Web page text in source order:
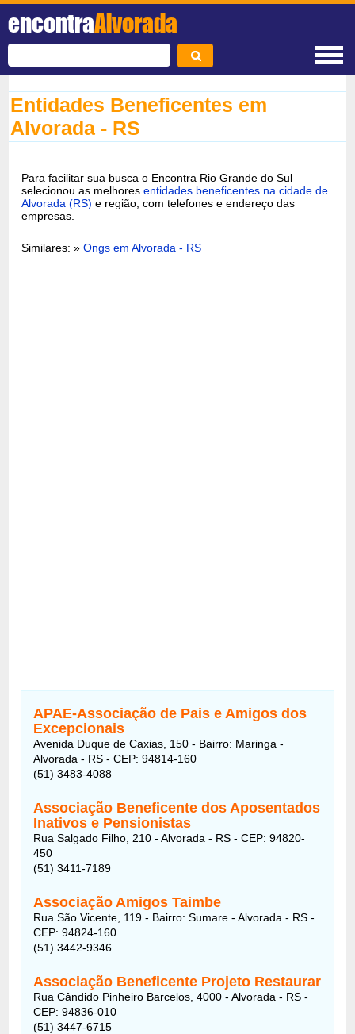
encontraAlvorada
Entidades Beneficentes em
Alvorada - RS
Para facilitar sua busca o Encontra Rio Grande do Sul
selecionou as melhoresentidades beneficentes na cidade de
Alvorada (RS) e região, com telefones e endereço das
empresas.
Similares: »Ongs em Alvorada - RS
APAE-Associação de Pais e Amigos dos
Excepcionais
Avenida Duque de Caxias, 150 - Bairro: Maringa -
Alvorada - RS - CEP: 94814-160
(51) 3483-4088
Associação Beneficente dos Aposentados
Inativos e Pensionistas
Rua Salgado Filho, 210 - Alvorada - RS - CEP: 94820-
450
(51) 3411-7189
Associação Amigos Taimbe
Rua São Vicente, 119 - Bairro: Sumare - Alvorada - RS -
CEP: 94824-160
(51) 3442-9346
Associação Beneficente Projeto Restaurar
Rua Cândido Pinheiro Barcelos, 4000 - Alvorada - RS -
CEP: 94836-010
(51) 3447-6715